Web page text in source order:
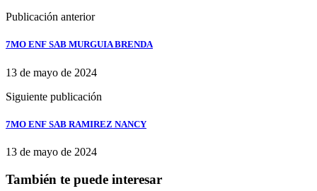
Publicación anterior
7MO ENF SAB MURGUIA BRENDA
13 de mayo de 2024
Siguiente publicación
7MO ENF SAB RAMIREZ NANCY
13 de mayo de 2024
También te puede interesar